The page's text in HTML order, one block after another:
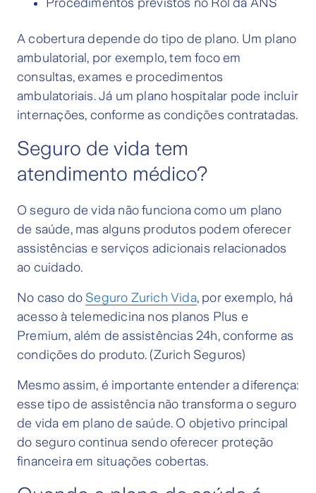
Procedimentos previstos no Rol da ANS
A cobertura depende do tipo de plano. Um plano
ambulatorial, por exemplo, tem foco em
consultas, exames e procedimentos
ambulatoriais. Já um plano hospitalar pode incluir
internações, conforme as condições contratadas.
Seguro de vida tem
atendimento médico?
O seguro de vida não funciona como um plano
de saúde, mas alguns produtos podem oferecer
assistências e serviços adicionais relacionados
ao cuidado.
No caso do Seguro Zurich Vida, por exemplo, há
acesso à telemedicina nos planos Plus e
Premium, além de assistências 24h, conforme as
condições do produto. (Zurich Seguros)
Mesmo assim, é importante entender a diferença:
esse tipo de assistência não transforma o seguro
de vida em plano de saúde. O objetivo principal
do seguro continua sendo oferecer proteção
financeira em situações cobertas.